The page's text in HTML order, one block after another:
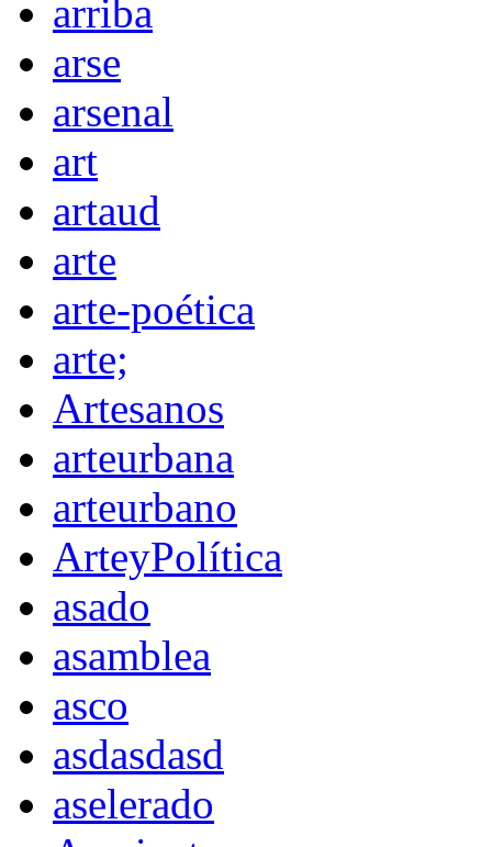
arriba
arse
arsenal
art
artaud
arte
arte-poética
arte;
Artesanos
arteurbana
arteurbano
ArteyPolítica
asado
asamblea
asco
asdasdasd
aselerado